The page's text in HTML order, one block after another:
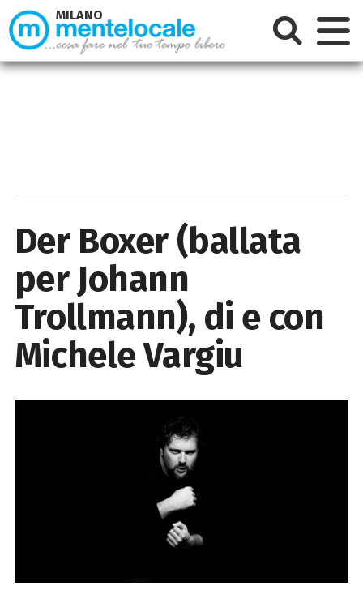
Der Boxer (ballata
per Johann
Trollmann), di e con
Michele Vargiu
MILANO